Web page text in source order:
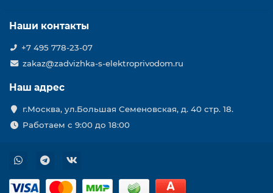
Наши контакты
+7 495 778-23-07
zakaz@zadvizhka-s-elektroprivodom.ru
Наш адрес
г.Москва, ул.Большая Семеновская, д. 40 стр. 18.
Работаем с 9:00 до 18:00